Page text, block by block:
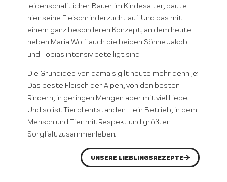
leidenschaftlicher Bauer im Kindesalter, baute
hier seine Fleischrinderzucht auf. Und das mit
einem ganz besonderen Konzept, an dem heute
neben Maria Wolf auch die beiden Söhne Jakob
und Tobias intensiv beteiligt sind.
Die Grundidee von damals gilt heute mehr denn je:
Das beste Fleisch der Alpen, von den besten
Rindern, in geringen Mengen aber mit viel Liebe.
Und so ist Tierol entstanden – ein Betrieb, in dem
Mensch und Tier mit Respekt und größter
Sorgfalt zusammenleben.
UNSERE LIEBLINGSREZEPTE